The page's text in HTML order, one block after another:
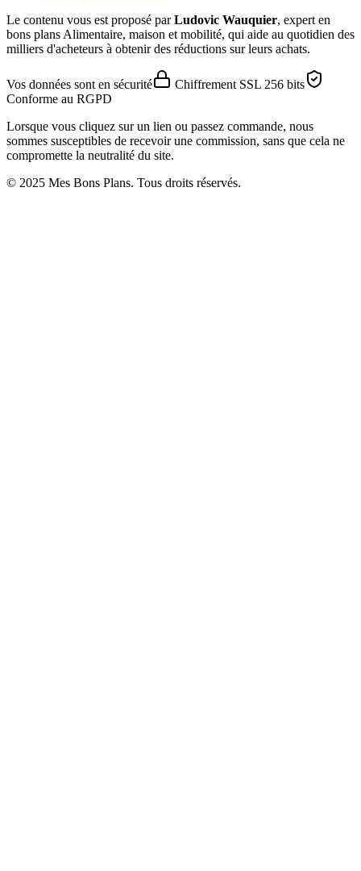
Le contenu vous est proposé parLudovic Wauquier, expert en
bons plans Alimentaire, maison et mobilité, qui aide au quotidien des
milliers d'acheteurs à obtenir des réductions sur leurs achats.
Vos données sont en sécurité
Chiffrement SSL 256 bits
Conforme au RGPD
Lorsque vous cliquez sur un lien ou passez commande, nous
sommes susceptibles de recevoir une commission, sans que cela ne
compromette la neutralité du site.
© 2025 Mes Bons Plans. Tous droits réservés.